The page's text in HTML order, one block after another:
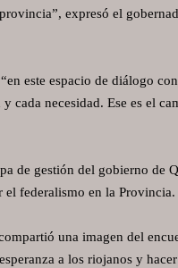
expresó el
este espacio de diálogo
cada necesidad. Ese es el
de gestión del gobierno de
federalismo en la Provincia.
una imagen del
a los riojanos y